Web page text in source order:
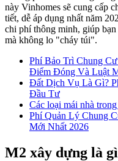
này Vinhomes sẽ cung cấp
tiết, dễ áp dụng nhất năm
chi phí thông minh, giúp
mà không lo "cháy túi".
Phí Bảo Trì Chung
Điểm Đóng Và Luật
Đất Dịch Vụ Là Gì?
Đầu Tư
Các loại mái nhà
Phí Quản Lý Chung
Mới Nhất 2026
M2 xây dựng là